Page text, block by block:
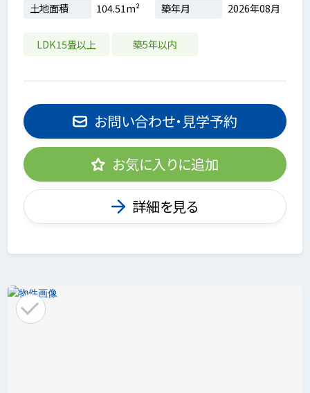
土地面積
104.51m² 築年月 2026年08月
LDK15畳以上 築5年以内
お問い合わせ・見学予約
お気に入りに追加
詳細を見る